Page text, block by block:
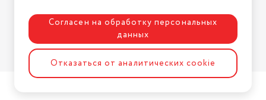
2022
Стандарт крепления VESA
100×200 мм
Угол обзора
Разработка сайтаASTDESIGN
Согласен на обработку персональных
данных
Отказаться от аналитических cookie